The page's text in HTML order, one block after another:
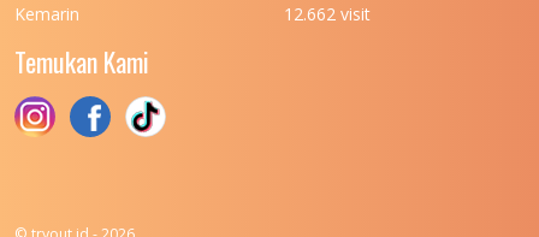
Kemarin
12.662 visit
Temukan Kami